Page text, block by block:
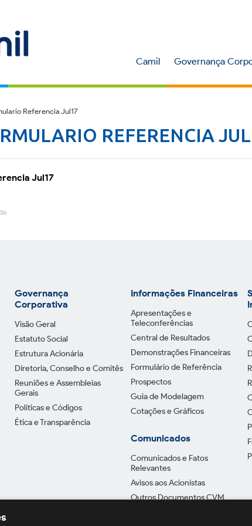
Camil Governança
Referencia Jul17
REFERENCIA
Jul17
Governança
Corporativa
Visão Geral
Estatuto Social
Estrutura Acionária
Diretoria, Conselho e Comitês
Reuniões e Assembleias
Gerais
Políticas e Códigos
Ética e Transparência
Informações Financeiras
Apresentações e
Teleconferências
Central de Resultados
Demonstrações Financeiras
Formulário de Referência
Prospectos
Guia de Modelagem
Cotações e Gráficos
Comunicados
Comunicados e Fatos
Relevantes
Avisos aos Acionistas
Outros Documentos CVM